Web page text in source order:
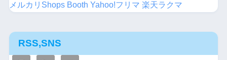
メルカリShops Booth Yahoo!フリマ 楽天ラクマ
RSS,SNS